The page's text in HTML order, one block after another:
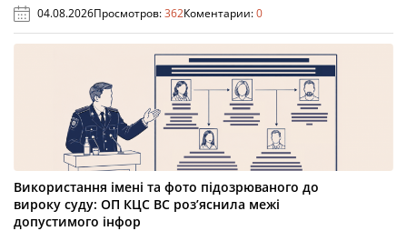
04.08.2026Просмотров:362Коментарии:0
Використання імені та фото підозрюваного до
вироку суду: ОП КЦС ВС роз’яснила межі
допустимого інфор